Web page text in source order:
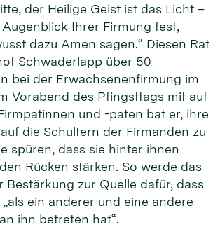
der Heilige Geist ist das Licht –
Ihrer Firmung fest,
dazu Amen sagen.“ Diesen Rat
Schwaderlapp über 50
bei der Erwachsenenfirmung im
Vorabend des Pfingsttags mit auf
und -paten bat er, ihre
die Schultern der Firmanden zu
spüren, dass sie hinter ihnen
Rücken stärken. So werde das
Bestärkung zur Quelle dafür, dass
ein anderer und eine andere
ihn betreten hat“.